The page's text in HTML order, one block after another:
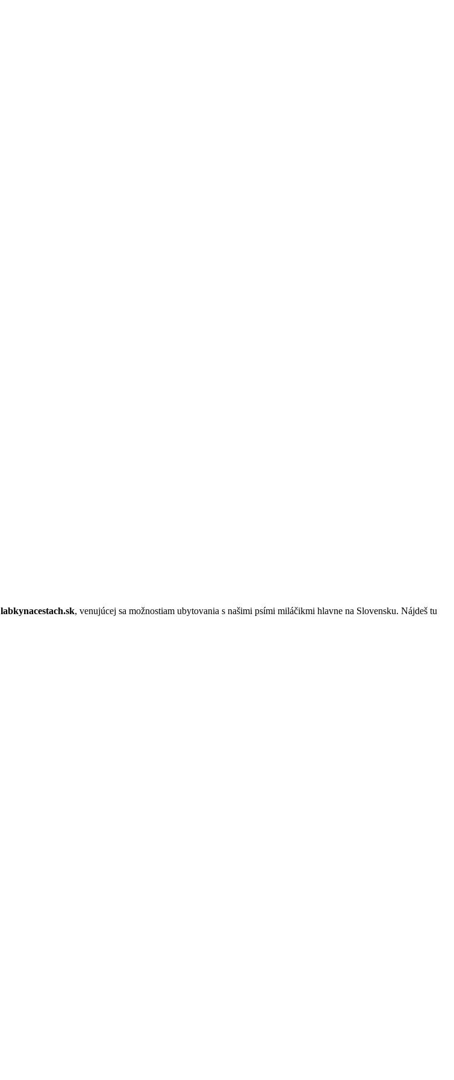
labkynacestach.sk, venujúcej sa možnostiam ubytovania s našimi psími miláčikmi hlavne na Slovensku. Nájdeš tu